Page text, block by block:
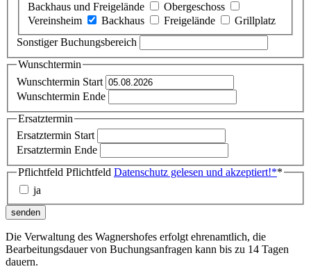
Backhaus und Freigelände
Obergeschoss
Vereinsheim
Backhaus Freigelände
Grillplatz
Sonstiger Buchungsbereich
Wunschtermin
Wunschtermin Start
Wunschtermin Ende
Ersatztermin
Ersatztermin Start
Ersatztermin Ende
Pflichtfeld Pflichtfeld Datenschutz gelesen und akzeptiert!**
ja
senden
Die Verwaltung des Wagnershofes erfolgt ehrenamtlich, die
Bearbeitungsdauer von Buchungsanfragen kann bis zu 14 Tagen
dauern.